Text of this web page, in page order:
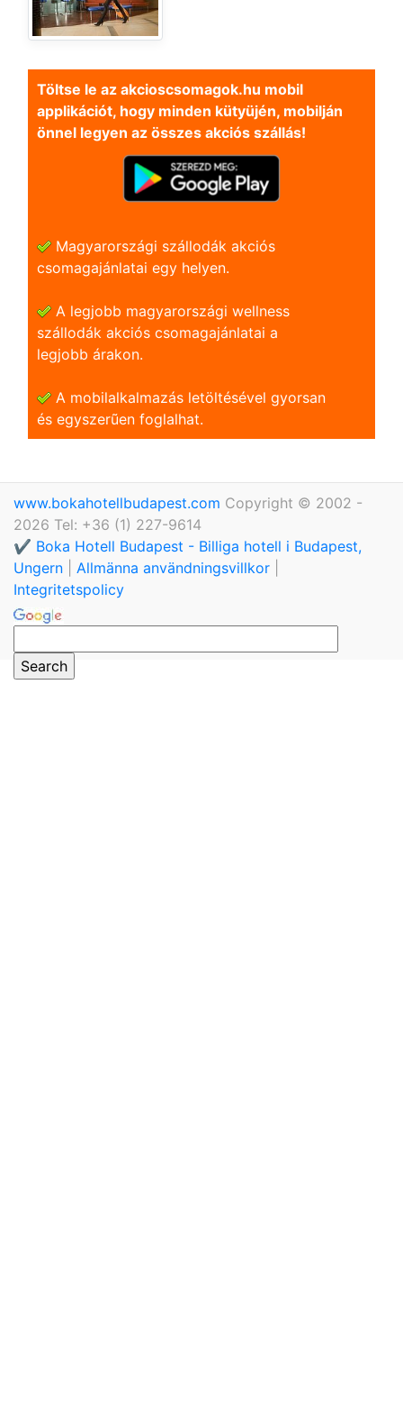
Töltse le az akcioscsomagok.hu mobil
applikációt, hogy minden kütyüjén, mobilján
önnel legyen az összes akciós szállás!
Magyarországi szállodák akciós
csomagajánlatai egy helyen.
A legjobb magyarországi wellness
szállodák akciós csomagajánlatai a
legjobb árakon.
A mobilalkalmazás letöltésével gyorsan
és egyszerũen foglalhat.
www.bokahotellbudapest.com Copyright © 2002 -
2026 Tel: +36 (1) 227-9614
✔️ Boka Hotell Budapest - Billiga hotell i Budapest,
Ungern
Allmänna användningsvillkor
Integritetspolicy